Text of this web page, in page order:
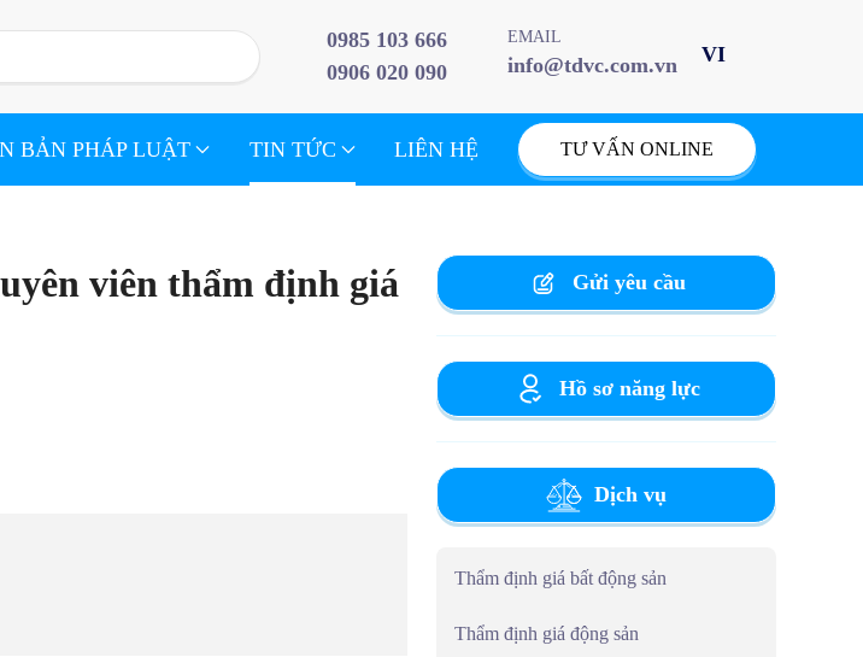
0985 103 666
0906 020 090
EMAIL
info@tdvc.com.vn
BẢN PHÁP LUẬT TIN TỨC LIÊN HỆ TƯ VẤN ONLINE
viên thẩm định giá
Gửi yêu cầu
Hồ sơ năng lực
Dịch vụ
Thẩm định giá bất động sản
Thẩm định giá động sản